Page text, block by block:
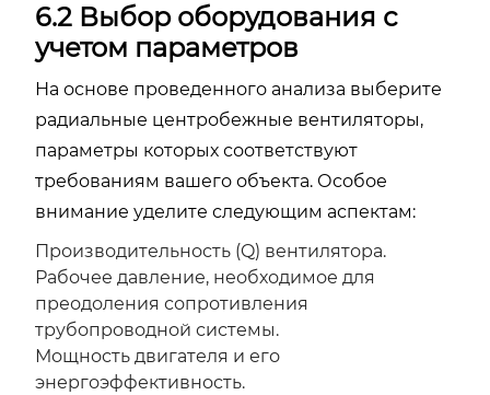
6.2 Выбор оборудования с
учетом параметров
На основе проведенного анализа выберите
радиальные центробежные вентиляторы,
параметры которых соответствуют
требованиям вашего объекта. Особое
внимание уделите следующим аспектам:
Производительность (Q) вентилятора.
Рабочее давление, необходимое для
преодоления сопротивления
трубопроводной системы.
Мощность двигателя и его
энергоэффективность.